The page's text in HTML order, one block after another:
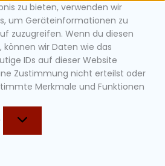
zu bieten, verwenden wir
um Geräteinformationen zu
zuzugreifen. Wenn du diesen
wir Daten wie das
IDs auf dieser Website
Zustimmung nicht erteilst oder
Merkmale und Funktionen